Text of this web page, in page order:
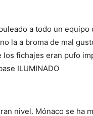
a todo un equipo
la a broma de mal
fichajes eran pufo
ILUMINADO
nivel. Mónaco se ha